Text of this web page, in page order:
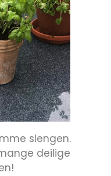
slengen.
deilige